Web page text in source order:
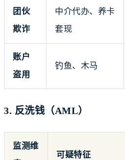
团伙
欺诈
中介代办、养卡
套现
账户
盗用
钓鱼、木马
3. 反洗钱（AML）
监测维
可疑特征